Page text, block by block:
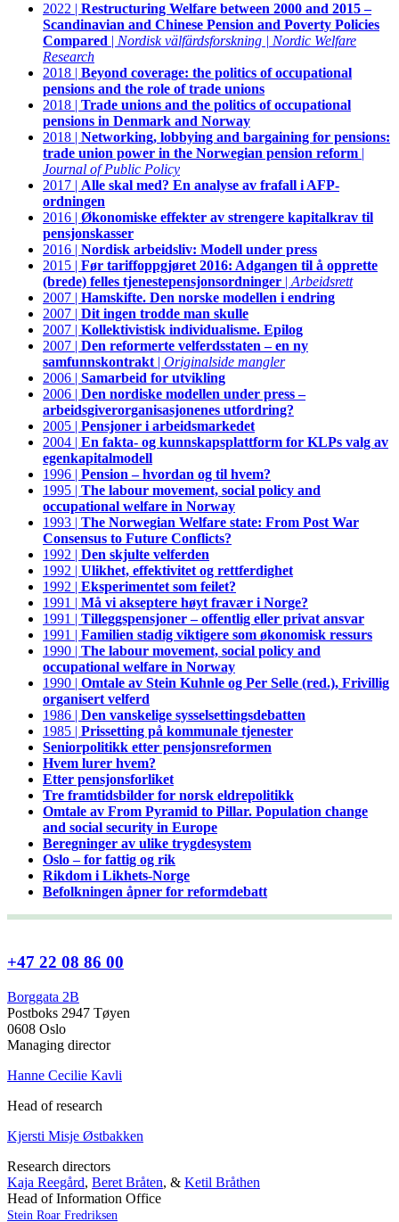
2022 | Restructuring Welfare between 2000 and 2015 –
Scandinavian and Chinese Pension and Poverty Policies
Compared | Nordisk välfärdsforskning | Nordic Welfare
Research
2018 | Beyond coverage: the politics of occupational
pensions and the role of trade unions
2018 | Trade unions and the politics of occupational
pensions in Denmark and Norway
2018 | Networking, lobbying and bargaining for pensions:
trade union power in the Norwegian pension reform |
Journal of Public Policy
2017 | Alle skal med? En analyse av frafall i AFP-
ordningen
2016 | Økonomiske effekter av strengere kapitalkrav til
pensjonskasser
2016 | Nordisk arbeidsliv: Modell under press
2015 | Før tariffoppgjøret 2016: Adgangen til å opprette
(brede) felles tjenestepensjonsordninger | Arbeidsrett
2007 | Hamskifte. Den norske modellen i endring
2007 | Dit ingen trodde man skulle
2007 | Kollektivistisk individualisme. Epilog
2007 | Den reformerte velferdsstaten – en ny
samfunnskontrakt | Originalside mangler
2006 | Samarbeid for utvikling
2006 | Den nordiske modellen under press –
arbeidsgiverorganisasjonenes utfordring?
2005 | Pensjoner i arbeidsmarkedet
2004 | En fakta- og kunnskapsplattform for KLPs valg av
egenkapitalmodell
1996 | Pension – hvordan og til hvem?
1995 | The labour movement, social policy and
occupational welfare in Norway
1993 | The Norwegian Welfare state: From Post War
Consensus to Future Conflicts?
1992 | Den skjulte velferden
1992 | Ulikhet, effektivitet og rettferdighet
1992 | Eksperimentet som feilet?
1991 | Må vi akseptere høyt fravær i Norge?
1991 | Tilleggspensjoner – offentlig eller privat ansvar
1991 | Familien stadig viktigere som økonomisk ressurs
1990 | The labour movement, social policy and
occupational welfare in Norway
1990 | Omtale av Stein Kuhnle og Per Selle (red.), Frivillig
organisert velferd
1986 | Den vanskelige sysselsettingsdebatten
1985 | Prissetting på kommunale tjenester
Seniorpolitikk etter pensjonsreformen
Hvem lurer hvem?
Etter pensjonsforliket
Tre framtidsbilder for norsk eldrepolitikk
Omtale av From Pyramid to Pillar. Population change
and social security in Europe
Beregninger av ulike trygdesystem
Oslo – for fattig og rik
Rikdom i Likhets-Norge
Befolkningen åpner for reformdebatt
+47 22 08 86 00
Borggata 2B
Postboks 2947 Tøyen
0608 Oslo
Managing director
Hanne Cecilie Kavli
Head of research
Kjersti Misje Østbakken
Research directors
Kaja Reegård, Beret Bråten, & Ketil Bråthen
Head of Information Office
Stein Roar Fredriksen